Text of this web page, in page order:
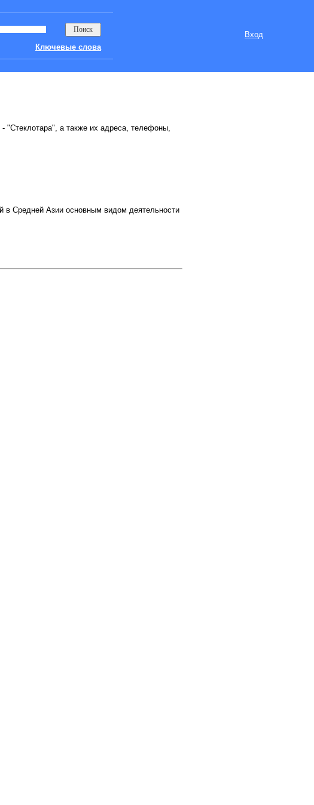
Вход
Ключевые слова
- "Стеклотара", а также их адреса, телефоны,
в Средней Азии основным видом деятельности